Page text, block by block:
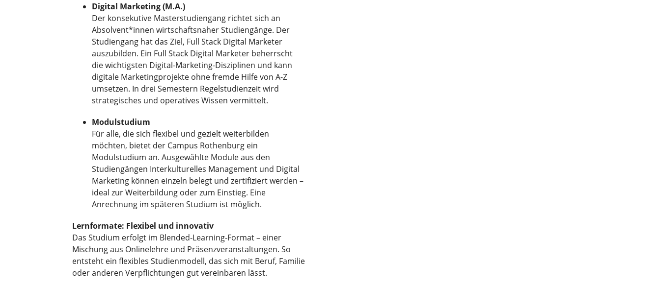
Digital Marketing (M.A.)
Der konsekutive Masterstudiengang richtet sich an
Absolvent*innen wirtschaftsnaher Studiengänge. Der
Studiengang hat das Ziel, Full Stack Digital Marketer
auszubilden. Ein Full Stack Digital Marketer beherrscht
die wichtigsten Digital-Marketing-Disziplinen und kann
digitale Marketingprojekte ohne fremde Hilfe von A-Z
umsetzen. In drei Semestern Regelstudienzeit wird
strategisches und operatives Wissen vermittelt.
Modulstudium
Für alle, die sich flexibel und gezielt weiterbilden
möchten, bietet der Campus Rothenburg ein
Modulstudium an. Ausgewählte Module aus den
Studiengängen Interkulturelles Management und Digital
Marketing können einzeln belegt und zertifiziert werden –
ideal zur Weiterbildung oder zum Einstieg. Eine
Anrechnung im späteren Studium ist möglich.
Lernformate: Flexibel und innovativ
Das Studium erfolgt im Blended-Learning-Format – einer
Mischung aus Onlinelehre und Präsenzveranstaltungen. So
entsteht ein flexibles Studienmodell, das sich mit Beruf, Familie
oder anderen Verpflichtungen gut vereinbaren lässt.